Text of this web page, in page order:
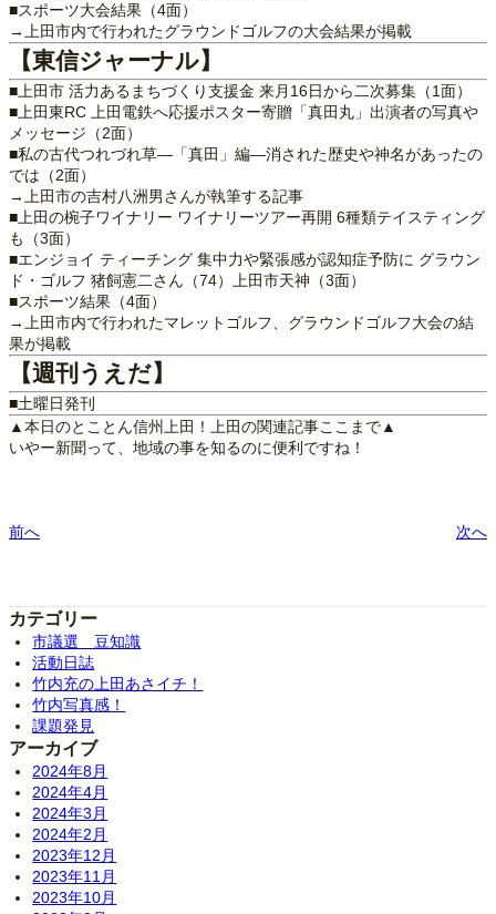
■スポーツ大会結果（4面）
→上田市内で行われたグラウンドゴルフの大会結果が掲載
【東信ジャーナル】
■上田市 活力あるまちづくり支援金 来月16日から二次募集（1面）
■上田東RC 上田電鉄へ応援ポスター寄贈「真田丸」出演者の写真や
メッセージ（2面）
■私の古代つれづれ草―「真田」編―消された歴史や神名があったの
では（2面）
→上田市の吉村八洲男さんが執筆する記事
■上田の椀子ワイナリー ワイナリーツアー再開 6種類テイスティング
も（3面）
■エンジョイ ティーチング 集中力や緊張感が認知症予防に グラウン
ド・ゴルフ 猪飼憲二さん（74）上田市天神（3面）
■スポーツ結果（4面）
→上田市内で行われたマレットゴルフ、グラウンドゴルフ大会の結
果が掲載
【週刊うえだ】
■土曜日発刊
▲本日のとことん信州上田！上田の関連記事ここまで▲
いやー新聞って、地域の事を知るのに便利ですね！
前へ 次へ
カテゴリー
市議選 豆知識
活動日誌
竹内充の上田あさイチ！
竹内写真感！
課題発見
アーカイブ
2024年8月
2024年4月
2024年3月
2024年2月
2023年12月
2023年11月
2023年10月